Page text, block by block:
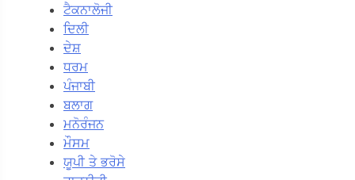
ਟੈਕਨਾਲੋਜੀ
ਦਿਲੀ
ਦੇਸ਼
ਧਰਮ
ਪੰਜਾਬੀ
ਬਲਾਗ
ਮਨੋਰੰਜਨ
ਮੌਸਮ
ਯੂਪੀ ਤੇ ਭਰੋਸੇ